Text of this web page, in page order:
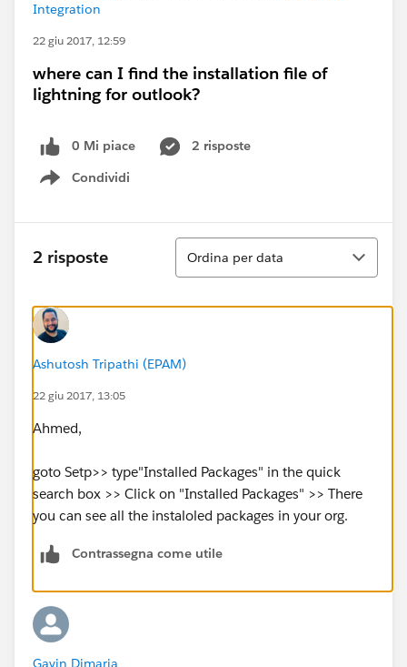
Integration
22 giu 2017, 12:59
where can I find the installation file of
lightning for outlook?
0 Mi piace
2 risposte
Condividi
Show menu
2 risposte
Ordina
Ordina per data
Ashutosh Tripathi (EPAM)
22 giu 2017, 13:05
Ahmed,
goto Setp>> type"Installed Packages" in the quick
search box >> Click on "Installed Packages" >> There
you can see all the instaloled packages in your org.
Contrassegna come utile
Gavin Dimaria